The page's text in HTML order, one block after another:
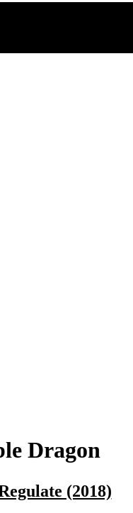
Dragon
(2018)